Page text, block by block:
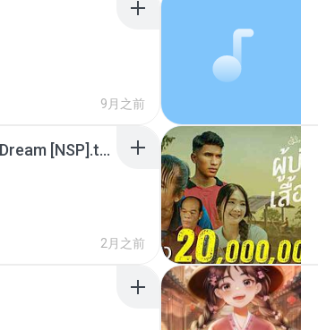
9月之前
Tomodachi Life Living the Dream [NSP].torrent
2月之前